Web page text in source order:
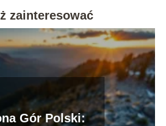
zainteresować
Gór Polski: